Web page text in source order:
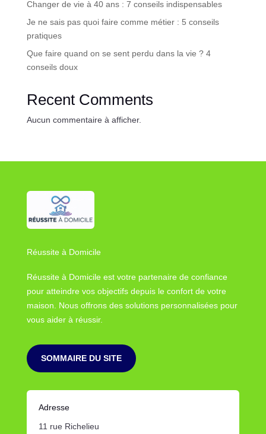
Changer de vie à 40 ans : 7 conseils indispensables
Je ne sais pas quoi faire comme métier : 5 conseils
pratiques
Que faire quand on se sent perdu dans la vie ? 4
conseils doux
Recent Comments
Aucun commentaire à afficher.
Réussite à Domicile
Réussite à Domicile est votre partenaire de confiance
pour atteindre vos objectifs depuis le confort de votre
maison. Nous offrons des solutions personnalisées pour
vous aider à réussir.
SOMMAIRE DU SITE
Adresse
11 rue Richelieu